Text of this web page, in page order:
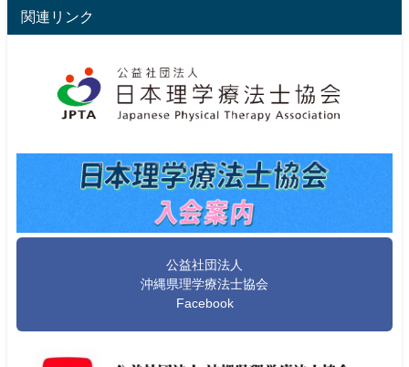
関連リンク
公益社団法人
沖縄県理学療法士協会
Facebook